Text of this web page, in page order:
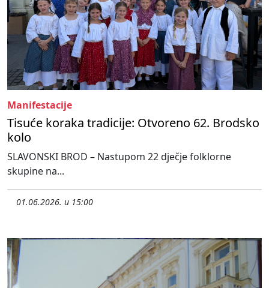
Manifestacije
Tisuće koraka tradicije: Otvoreno 62. Brodsko
kolo
SLAVONSKI BROD – Nastupom 22 dječje folklorne
skupine na...
01.06.2026. u 15:00